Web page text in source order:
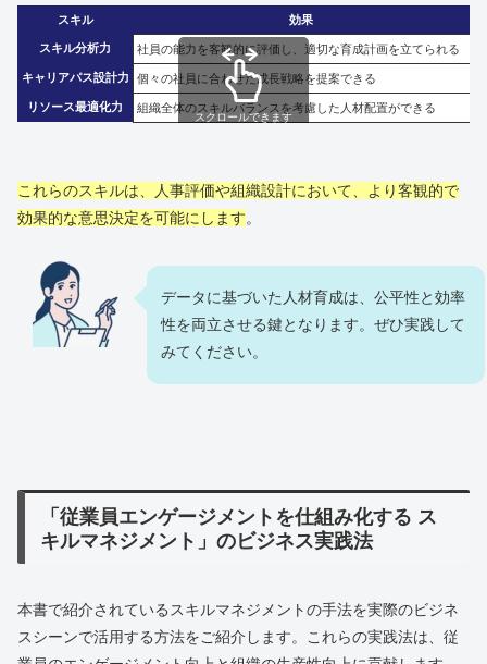
スキル 効果
スキル分析力 社員の能力を客観的に評価し、適切な育成計画を立てられる
キャリアパス設計力 個々の社員に合わせた成長戦略を提案できる
リソース最適化力 組織全体のスキルバランスを考慮した人材配置ができる
スクロールできます
これらのスキルは、人事評価や組織設計において、より客観的で
効果的な意思決定を可能にします。
データに基づいた人材育成は、公平性と効率
性を両立させる鍵となります。ぜひ実践して
みてください。
「従業員エンゲージメントを仕組み化する ス
キルマネジメント」のビジネス実践法
本書で紹介されているスキルマネジメントの手法を実際のビジネ
スシーンで活用する方法をご紹介します。これらの実践法は、従